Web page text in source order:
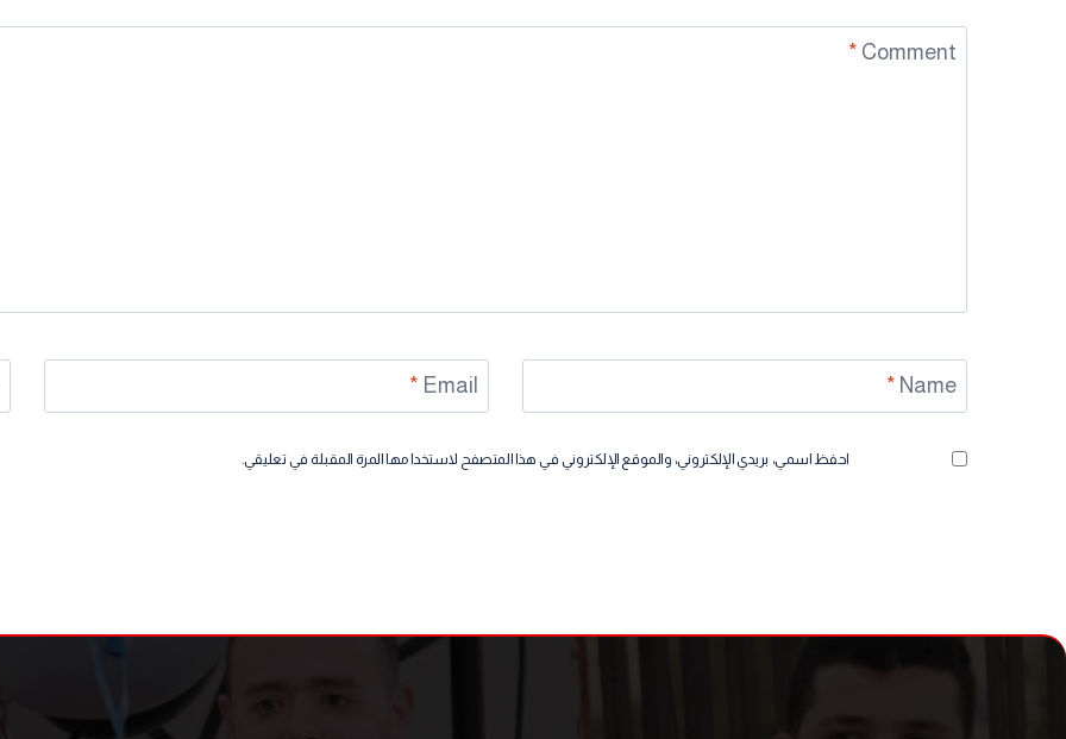
Comment
*
Name
*
Email
*
احفظ اسمي، بريدي الإلكتروني، والموقع الإلكتروني في هذا المتصفح لاستخدامها المرة المقبلة في تعليقي.